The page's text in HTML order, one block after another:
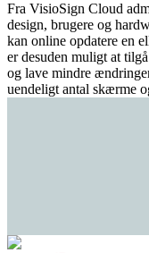
Fra VisioSign Cloud
design, brugere og
kan online opdatere en
er desuden muligt at
og lave mindre
uendeligt antal skærme